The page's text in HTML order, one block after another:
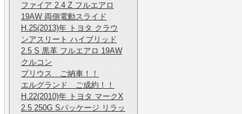
ファイア 2.4 Z フルエアロ
19AW 両側電動スライド
H.25(2013)年 トヨタ クラウ
ンアスリート ハイブリッド
2.5 S 黒革 フルエアロ 19AW
クルコン
プリウス ご納車！！
エルグランド ご成約！！
H.22(2010)年 トヨタ マークX
2.5 250G Sパッケージ リラッ